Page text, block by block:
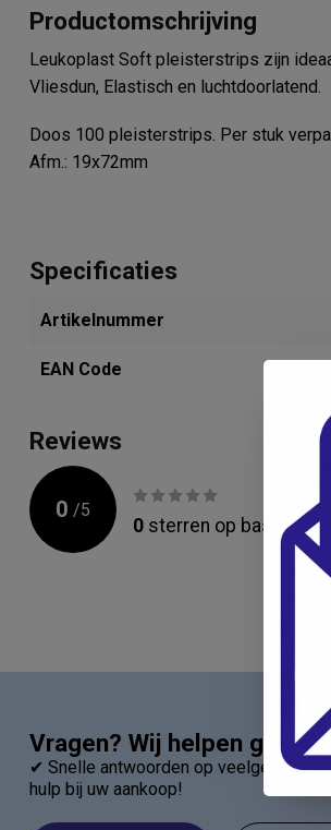
Productomschrijving
Leukoplast Soft pleisterstrips zijn
Vliesdun, Elastisch en luchtdoorlatend.
Doos 100 pleisterstrips. Per stuk
Afm.: 19x72mm
Specificaties
Artikelnummer
EAN Code
Reviews
0 /5
0 sterren op basis van
Vragen? Wij helpen graag!
✔ Snelle antwoorden op veelgestelde
hulp bij uw aankoop!